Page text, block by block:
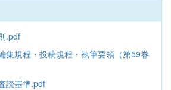
.pdf
集規程・投稿規程・執筆要領（第59巻
読基準.pdf